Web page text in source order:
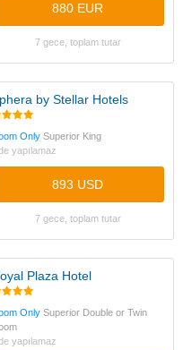
880 EUR
7 gece, toplam tutar
by Stellar Hotels
Only Superior King
yapılamaz
893 USD
7 gece, toplam tutar
Plaza Hotel
Only Superior Double or Twin
yapılamaz